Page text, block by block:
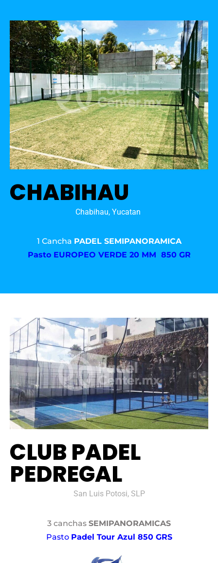
CHABIHAU
Chabihau, Yucatan
1 Cancha PADEL SEMIPANORAMICA
Pasto EUROPEO VERDE 20 MM 850 GR
CLUB PADEL
PEDREGAL
San Luis Potosi, SLP
3 canchas SEMIPANORAMICAS
Pasto Padel Tour Azul 850 GRS